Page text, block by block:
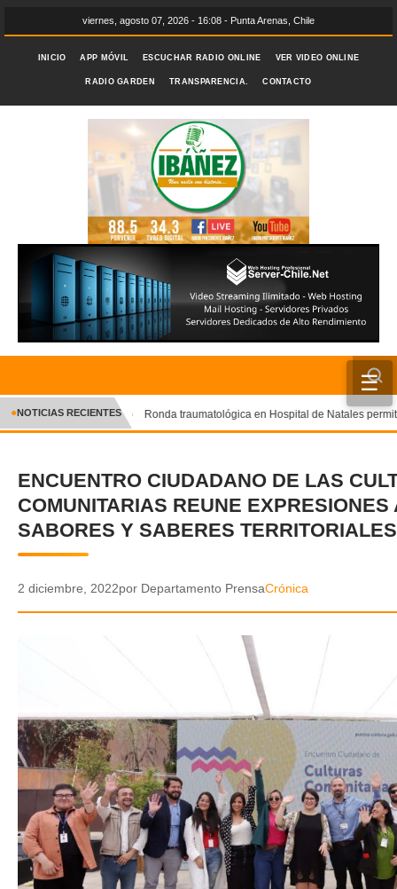
viernes, agosto 07, 2026 - 16:08 - Punta Arenas, Chile
INICIO APP MÓVIL ESCUCHAR RADIO ONLINE VER VIDEO ONLINE
RADIO GARDEN TRANSPARENCIA. CONTACTO
☰
INICIO
CRÓNICA
DEPORTES
ENTRETENIMIENTO Y CULTURA
GALERIA DE FOTOS
APP MÓVIL
TRANSPARENCIA
✕
●NOTICIAS RECIENTES Ronda traumatológica en Hospital de Natales
ENCUENTRO CIUDADANO DE LAS
COMUNITARIAS REUNE EXPRESIONES
SABORES Y SABERES
2 diciembre, 2022por Departamento PrensaCrónica